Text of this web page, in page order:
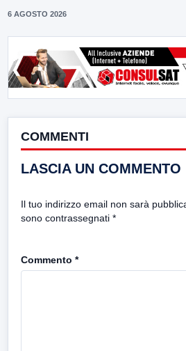
6 AGOSTO 2026
COMMENTI
LASCIA UN COMMENTO
Il tuo indirizzo email non sarà
sono contrassegnati *
Commento *